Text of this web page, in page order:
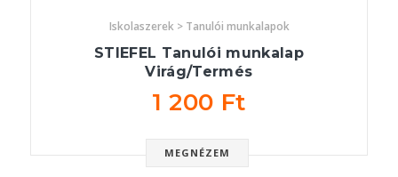
Iskolaszerek > Tanulói munkalapok
STIEFEL Tanulói munkalap
Virág/Termés
1 200 Ft
MEGNÉZEM